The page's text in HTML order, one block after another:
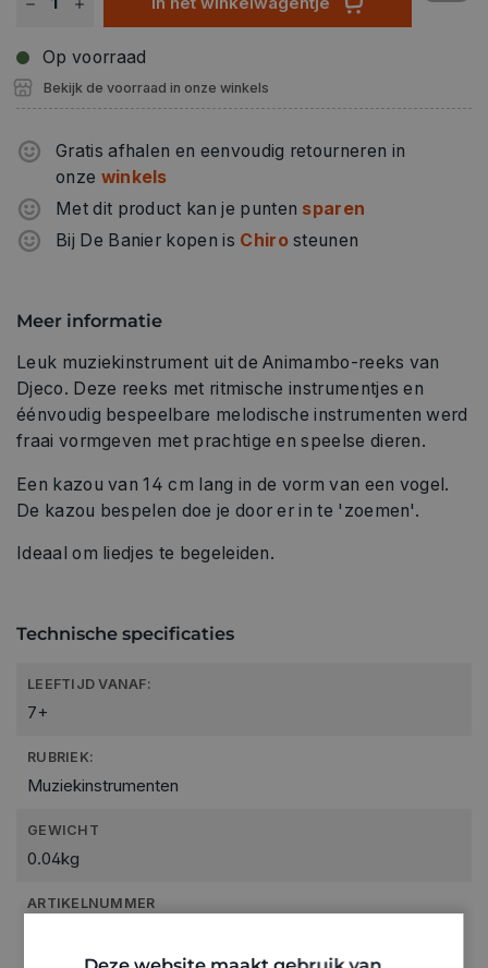
Op voorraad
Bekijk de voorraad in onze winkels
Gratis afhalen en eenvoudig retourneren in
onze winkels
Met dit product kan je punten sparen
Bij De Banier kopen is Chirosteunen
Meer informatie
Leuk muziekinstrument uit de Animambo-reeks van
Djeco. Deze reeks met ritmische instrumentjes en
éénvoudig bespeelbare melodische instrumenten werd
fraai vormgeven met prachtige en speelse dieren.
Een kazou van 14 cm lang in de vorm van een vogel.
De kazou bespelen doe je door er in te 'zoemen'.
Ideaal om liedjes te begeleiden.
Technische specificaties
LEEFTIJD VANAF:
7+
RUBRIEK:
Muziekinstrumenten
GEWICHT
0.04kg
ARTIKELNUMMER